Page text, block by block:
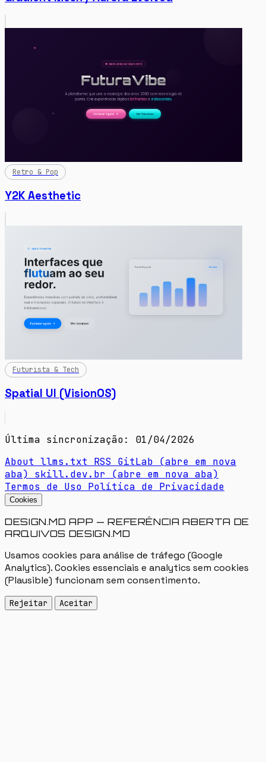
Retro & Pop
Y2K Aesthetic
Futurista & Tech
Spatial UI (VisionOS)
Última sincronização: 01/04/2026
About llms.txt RSS GitLab (abre em nova
aba)
skill.dev.br (abre em nova aba)
Termos de Uso Política de Privacidade
Cookies
DESIGN.MD APP — REFERÊNCIA ABERTA DE
ARQUIVOS DESIGN.MD
Usamos cookies para análise de tráfego (Google
Analytics). Cookies essenciais e analytics sem cookies
(Plausible) funcionam sem consentimento.
Rejeitar Aceitar